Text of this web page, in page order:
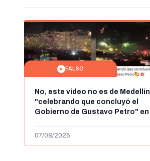
FALSO
No, este vídeo no es de Medellín
"celebrando que concluyó el
Gobierno de Gustavo Petro" en
de 2024
07/08/2026